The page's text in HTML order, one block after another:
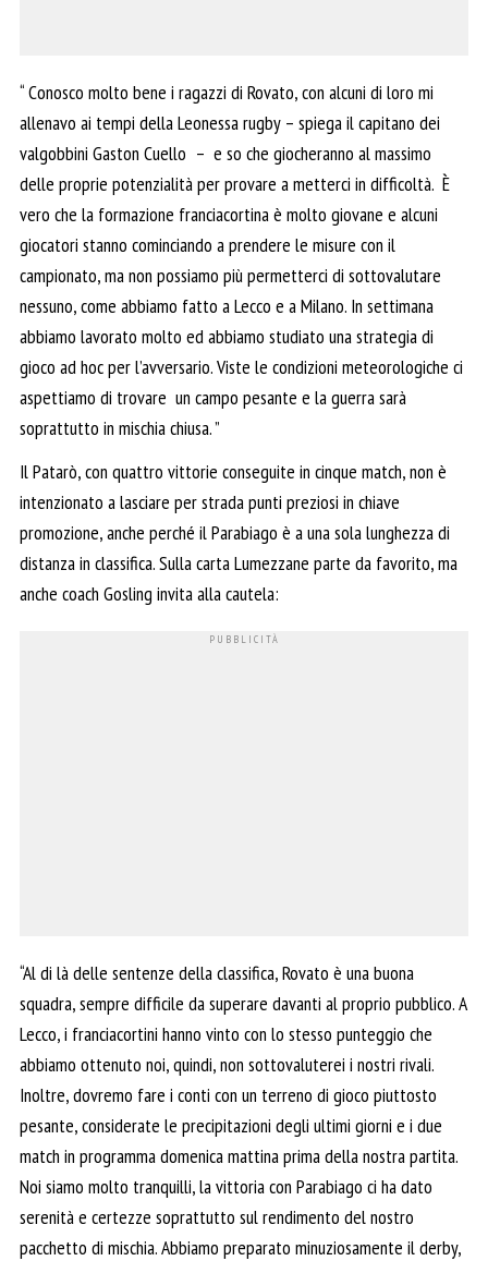
“ Conosco molto bene i ragazzi di Rovato, con alcuni di loro mi
allenavo ai tempi della Leonessa rugby – spiega il capitano dei
valgobbini Gaston Cuello – e so che giocheranno al massimo
delle proprie potenzialità per provare a metterci in difficoltà. È
vero che la formazione franciacortina è molto giovane e alcuni
giocatori stanno cominciando a prendere le misure con il
campionato, ma non possiamo più permetterci di sottovalutare
nessuno, come abbiamo fatto a Lecco e a Milano. In settimana
abbiamo lavorato molto ed abbiamo studiato una strategia di
gioco ad hoc per l’avversario. Viste le condizioni meteorologiche ci
aspettiamo di trovare un campo pesante e la guerra sarà
soprattutto in mischia chiusa. ”
Il Patarò, con quattro vittorie conseguite in cinque match, non è
intenzionato a lasciare per strada punti preziosi in chiave
promozione, anche perché il Parabiago è a una sola lunghezza di
distanza in classifica. Sulla carta Lumezzane parte da favorito, ma
anche coach Gosling invita alla cautela:
“Al di là delle sentenze della classifica, Rovato è una buona
squadra, sempre difficile da superare davanti al proprio pubblico. A
Lecco, i franciacortini hanno vinto con lo stesso punteggio che
abbiamo ottenuto noi, quindi, non sottovaluterei i nostri rivali.
Inoltre, dovremo fare i conti con un terreno di gioco piuttosto
pesante, considerate le precipitazioni degli ultimi giorni e i due
match in programma domenica mattina prima della nostra partita.
Noi siamo molto tranquilli, la vittoria con Parabiago ci ha dato
serenità e certezze soprattutto sul rendimento del nostro
pacchetto di mischia. Abbiamo preparato minuziosamente il derby,